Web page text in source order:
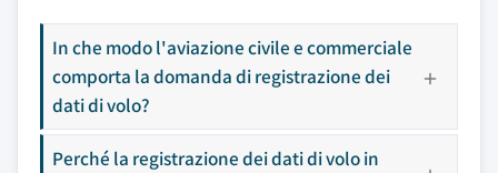
In che modo l'aviazione civile e commerciale
comporta la domanda di registrazione dei
dati di volo?
Perché la registrazione dei dati di volo in